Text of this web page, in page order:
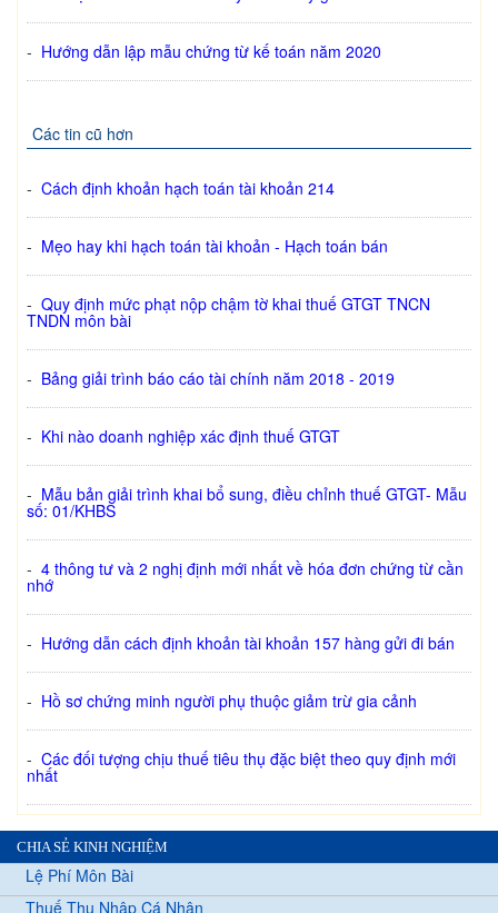
- Hướng dẫn lập mẫu chứng từ kế toán năm 2020
Các tin cũ hơn
- Cách định khoản hạch toán tài khoản 214
- Mẹo hay khi hạch toán tài khoản - Hạch toán bán
- Quy định mức phạt nộp chậm tờ khai thuế GTGT TNCN
TNDN môn bài
- Bảng giải trình báo cáo tài chính năm 2018 - 2019
- Khi nào doanh nghiệp xác định thuế GTGT
- Mẫu bản giải trình khai bổ sung, điều chỉnh thuế GTGT- Mẫu
số: 01/KHBS
- 4 thông tư và 2 nghị định mới nhất về hóa đơn chứng từ cần
nhớ
- Hướng dẫn cách định khoản tài khoản 157 hàng gửi đi bán
- Hồ sơ chứng minh người phụ thuộc giảm trừ gia cảnh
- Các đối tượng chịu thuế tiêu thụ đặc biệt theo quy định mới
nhất
CHIA SẺ KINH NGHIỆM
Lệ Phí Môn Bài
Thuế Thu Nhập Cá Nhân